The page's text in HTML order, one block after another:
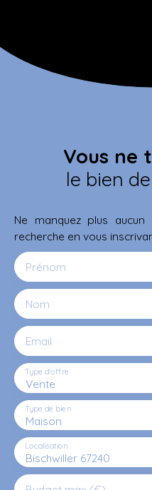
Vous ne
le bien
Ne manquez plus
recherche en vous
Prénom
Nom
Email
Vente
Type d'offre
Maison
Type de bien
Bischwiller 67240
Localisation